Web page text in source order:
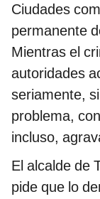
Ciudades
permanente
Mientras el
autoridades
seriamente,
problema,
incluso,
El alcalde de
pide que lo